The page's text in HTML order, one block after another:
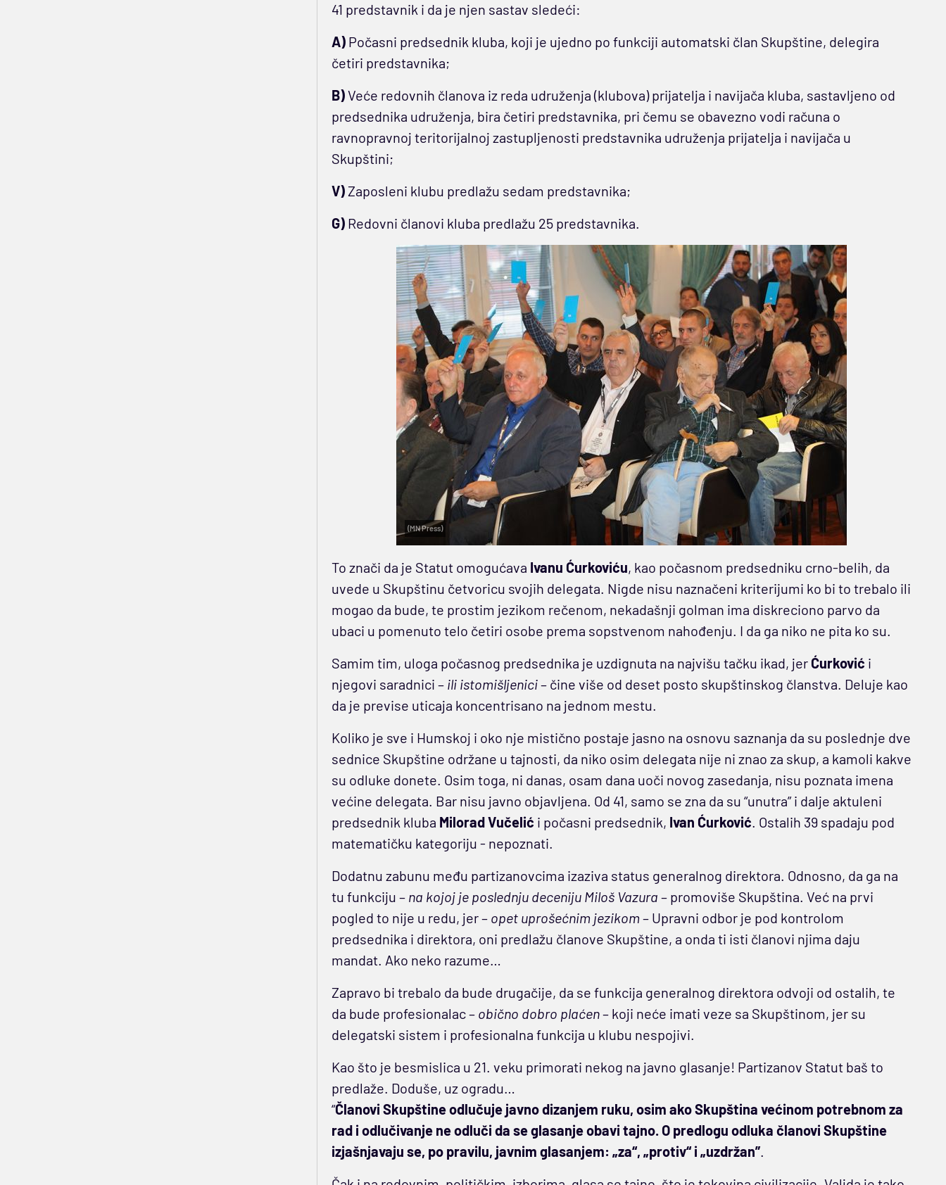
41 predstavnik i da je njen sastav sledeći:
A)Počasni predsednik kluba, koji je ujedno po funkciji automatski član Skupštine, delegira
četiri predstavnika;
B)Veće redovnih članova iz reda udruženja (klubova) prijatelja i navijača kluba, sastavljeno od
predsednika udruženja, bira četiri predstavnika, pri čemu se obavezno vodi računa o
ravnopravnoj teritorijalnoj zastupljenosti predstavnika udruženja prijatelja i navijača u
Skupštini;
V)Zaposleni klubu predlažu sedam predstavnika;
G)Redovni članovi kluba predlažu 25 predstavnika.
(MN Press)
To znači da je Statut omogućava Ivanu Ćurkoviću, kao počasnom predsedniku crno-belih, da
uvede u Skupštinu četvoricu svojih delegata. Nigde nisu naznačeni kriterijumi ko bi to trebalo ili
mogao da bude, te prostim jezikom rečenom, nekadašnji golman ima diskreciono parvo da
ubaci u pomenuto telo četiri osobe prema sopstvenom nahođenju. I da ga niko ne pita ko su.
Samim tim, uloga počasnog predsednika je uzdignuta na najvišu tačku ikad, jer Ćurković i
njegovi saradnici – ili istomišljenici– čine više od deset posto skupštinskog članstva. Deluje kao
da je previse uticaja koncentrisano na jednom mestu.
Koliko je sve i Humskoj i oko nje mistično postaje jasno na osnovu saznanja da su poslednje dve
sednice Skupštine održane u tajnosti, da niko osim delegata nije ni znao za skup, a kamoli kakve
su odluke donete. Osim toga, ni danas, osam dana uoči novog zasedanja, nisu poznata imena
većine delegata. Bar nisu javno objavljena. Od 41, samo se zna da su “unutra” i dalje aktuleni
predsednik kluba MiloradVučelić i počasni predsednik, Ivan Ćurković. Ostalih 39 spadaju pod
matematičku kategoriju - nepoznati.
Dodatnu zabunu među partizanovcima izaziva status generalnog direktora. Odnosno, da ga na
tu funkciju – na kojoj je poslednju deceniju Miloš Vazura – promoviše Skupština. Već na prvi
pogled to nije u redu, jer – opet uprošećnim jezikom – Upravni odbor je pod kontrolom
predsednika i direktora, oni predlažu članove Skupštine, a onda ti isti članovi njima daju
mandat. Ako neko razume…
Zapravo bi trebalo da bude drugačije, da se funkcija generalnog direktora odvoji od ostalih, te
da bude profesionalac – obično dobro plaćen– koji neće imati veze sa Skupštinom, jer su
delegatski sistem i profesionalna funkcija u klubu nespojivi.
Kao što je besmislica u 21. veku primorati nekog na javno glasanje! Partizanov Statut baš to
predlaže. Doduše, uz ogradu…
“Članovi Skupštine odlučuje javno dizanjem ruku, osim ako Skupština većinom potrebnom za
rad i odlučivanje ne odluči da se glasanje obavi tajno. O predlogu odluka članovi Skupštine
izjašnjavaju se, po pravilu, javnim glasanjem: „za“, „protiv“ i „uzdržan”.